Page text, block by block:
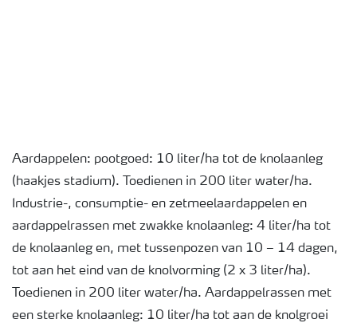
Aardappelen: pootgoed: 10 liter/ha tot de knolaanleg
(haakjes stadium). Toedienen in 200 liter water/ha.
Industrie-, consumptie- en zetmeelaardappelen en
aardappelrassen met zwakke knolaanleg: 4 liter/ha tot
de knolaanleg en, met tussenpozen van 10 – 14 dagen,
tot aan het eind van de knolvorming (2 x 3 liter/ha).
Toedienen in 200 liter water/ha. Aardappelrassen met
een sterke knolaanleg: 10 liter/ha tot aan de knolgroei